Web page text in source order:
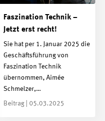
Faszination Technik –
Jetzt erst recht!
Sie hat per 1. Januar 2025 die
Geschäftsführung von
Faszination Technik
übernommen, Aimée
Schmelzer,…
Beitrag | 05.03.2025